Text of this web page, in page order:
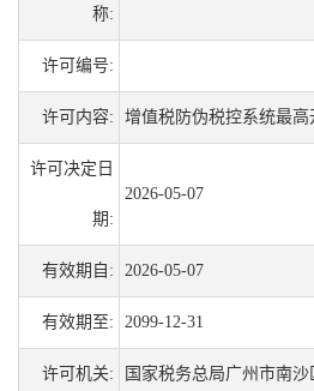
称:
许可编号:
许可内容: 增值税防伪税控系统最
许可决定日
期:
2026-05-07
有效期自: 2026-05-07
有效期至: 2099-12-31
许可机关: 国家税务总局广州市南沙